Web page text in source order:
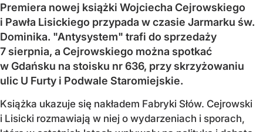
Premiera nowej książki Wojciecha Cejrowskiego
i Pawła Lisickiego przypada w czasie Jarmarku św.
Dominika. "Antysystem" trafi do sprzedaży
7 sierpnia, a Cejrowskiego można spotkać
w Gdańsku na stoisku nr 636, przy skrzyżowaniu
ulic U Furty i Podwale Staromiejskie.
Książka ukazuje się nakładem Fabryki Słów. Cejrowski
i Lisicki rozmawiają w niej o wydarzeniach i sporach,